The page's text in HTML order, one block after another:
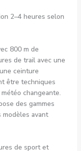
2–4 heures selon
800 m de
de trail avec une
ceinture
être techniques
changeante.
des gammes
modèles avant
de sport et